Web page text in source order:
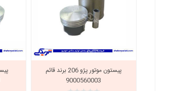
پیستون موتور پژو 206 برند قائم
9000560003